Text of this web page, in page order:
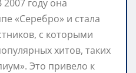
году она
«Серебро» и стала
с которыми
хитов, таких
Это привело к